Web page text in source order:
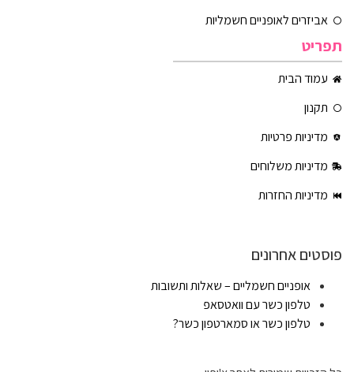
אביזרים לאופניים חשמליות
תפריט
עמוד הבית
תקנון
מדיניות פרטיות
מדיניות משלוחים
מדיניות החזרות
פוסטים אחרונים
אופניים חשמליים – שאלות ותשובות
טלפון כשר עם וואטסאפ
טלפון כשר או סמארטפון כשר?